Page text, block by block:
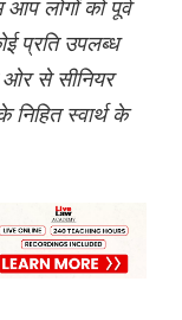
लोगों को पूर्व
प्रति उपलब्ध
ओर से सीनियर
स्वार्थ के